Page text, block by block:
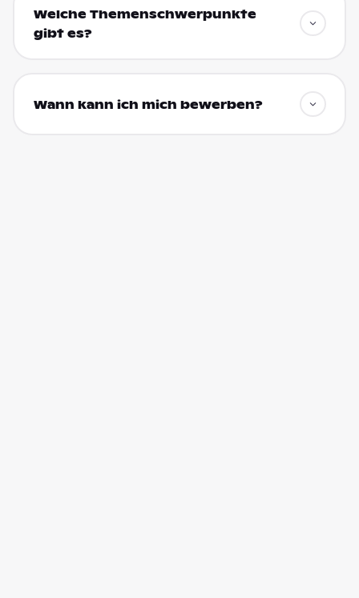
Welche Themenschwerpunkte
gibt es?
Wann kann ich mich bewerben?